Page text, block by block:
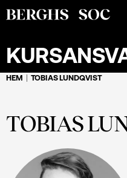
HEM TOBIAS LUNDQVIST
TOBIAS